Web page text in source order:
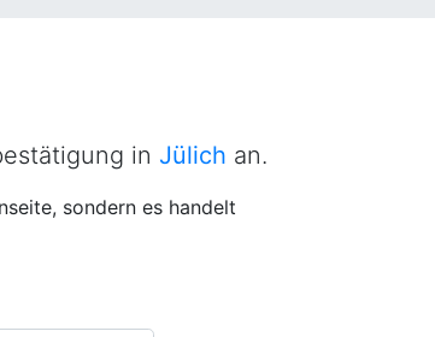
in Jülich an.
sondern es handelt